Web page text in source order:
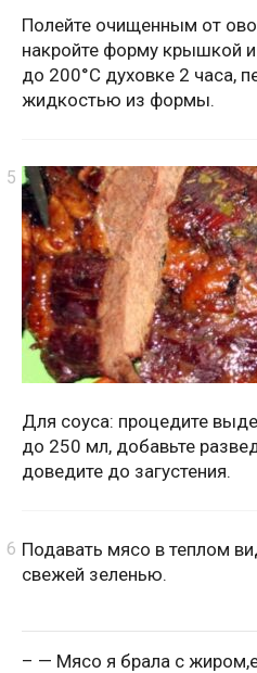
Полейте очищенным от
накройте форму крышкой и
до 200°C духовке 2 часа,
жидкостью из формы.
Для соуса: процедите
до 250 мл, добавьте
доведите до загустения.
Подавать мясо в теплом
свежей зеленью.
– — Мясо я брала с